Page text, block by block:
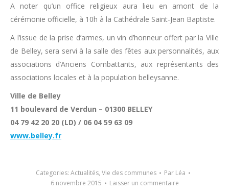
A noter qu’un office religieux aura lieu en amont de la
cérémonie officielle, à 10h à la Cathédrale Saint-Jean Baptiste.
A l’issue de la prise d’armes, un vin d’honneur offert par la Ville
de Belley, sera servi à la salle des fêtes aux personnalités, aux
associations d’Anciens Combattants, aux représentants des
associations locales et à la population belleysanne.
Ville de Belley
11 boulevard de Verdun – 01300 BELLEY
04 79 42 20 20 (LD) / 06 04 59 63 09
www.belley.fr
Categories: Actualités, Vie des communes Par Léa
6 novembre 2015
Laisser un commentaire